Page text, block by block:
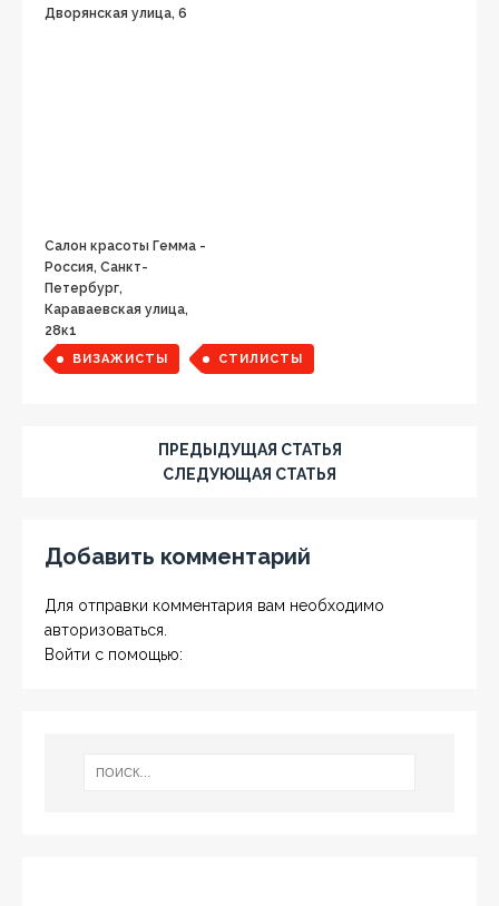
Дворянская улица, 6
Салон красоты Гемма -
Россия, Санкт-
Петербург,
Караваевская улица,
28к1
ВИЗАЖИСТЫ СТИЛИСТЫ
ПРЕДЫДУЩАЯ СТАТЬЯ
СЛЕДУЮЩАЯ СТАТЬЯ
Добавить комментарий
Для отправки комментария вам необходимо
авторизоваться
Войти с помощью: